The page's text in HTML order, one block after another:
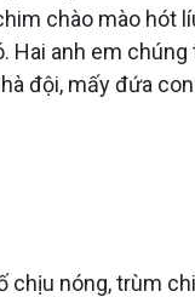
chào mào
anh em
đội, mấy đứa
nóng, trùm